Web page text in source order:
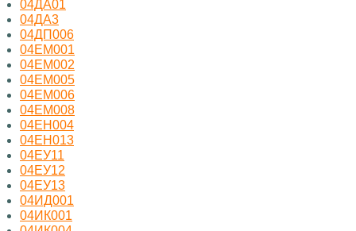
04ДА01
04ДА3
04ДП006
04ЕМ001
04ЕМ002
04ЕМ005
04ЕМ006
04ЕМ008
04ЕН004
04ЕН013
04ЕУ11
04ЕУ12
04ЕУ13
04ИД001
04ИК001